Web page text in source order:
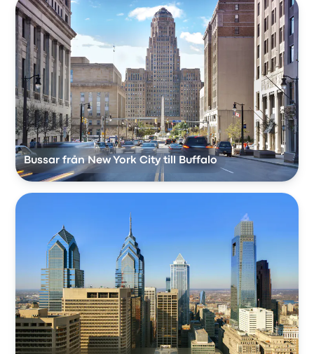
Bussar från New York City till Buffalo